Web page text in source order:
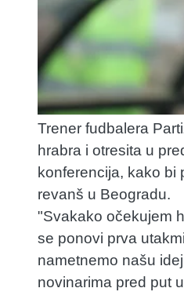
Trener fudbalera
hrabra i otresita u
konferencija, kako bi
revanš u Beogradu.
"Svakako očekujem
se ponovi prva
nametnemo našu
novinarima pred put